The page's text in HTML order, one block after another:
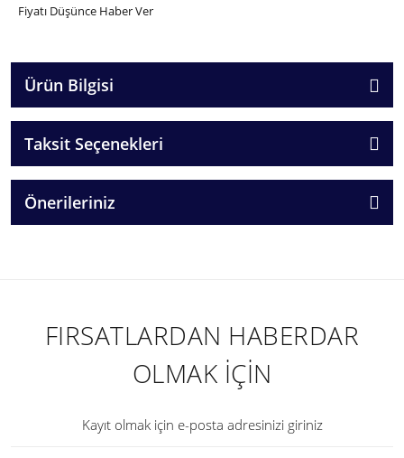
Fiyatı Düşünce Haber Ver
Ürün Bilgisi
Taksit Seçenekleri
Önerileriniz
FIRSATLARDAN HABERDAR
OLMAK İÇİN